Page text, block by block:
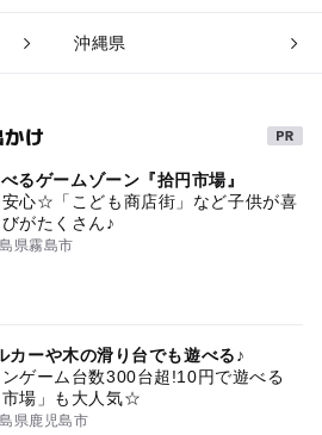
沖縄県
け
るゲームゾーン『拾円市場』
心☆「こども商店街」など子供が喜
がたくさん♪
県霧島市
カーや木の滑り台でも遊べる♪
ゲーム台数300台超!10円で遊べる
市場」も大人気☆
県鹿児島市